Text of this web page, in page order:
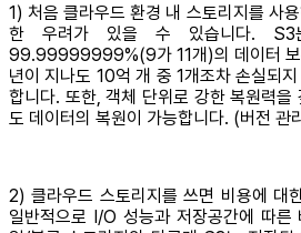
1) 처음 클라우드 환경 내 스토리지를 사
한 우려가 있을 수 있습니다. S3
99.99999999%(9가 11개)의 데이터 보
년이 지나도 10억 개 중 1개조차 손실되
합니다. 또한, 객체 단위로 강한 복원력을
도 데이터의 복원이 가능합니다. (버전 관
2) 클라우드 스토리지를 쓰면 비용에 대
일반적으로 I/O 성능과 저장공간에 따른